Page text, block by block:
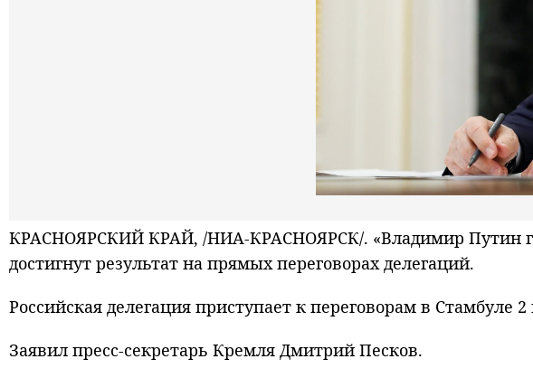
КРАСНОЯРСКИЙ КРАЙ, /НИА-КРАСНОЯРСК/. «Владимир Путин
достигнут результат на прямых переговорах делегаций.
Российская делегация приступает к переговорам в Стамбуле
Заявил пресс-секретарь Кремля Дмитрий Песков.